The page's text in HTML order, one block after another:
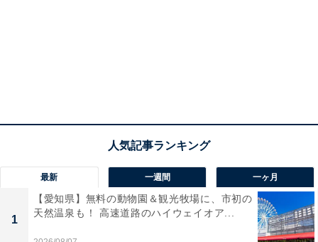
最新 一週間 一ヶ月
1
【愛知県】無料の動物園＆観光牧場に、市初の
天然温泉も！ 高速道路のハイウェイオア...